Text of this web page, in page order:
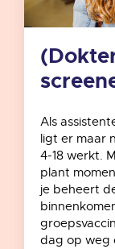
Als
ligt er maar
4-18 werkt.
plant
je beheert
dag op weg